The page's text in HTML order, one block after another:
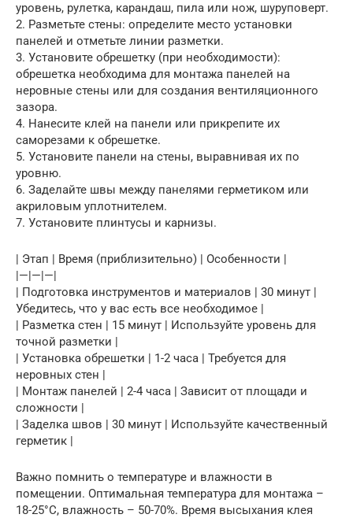
уровень, рулетка, карандаш, пила или нож, шуруповерт.
2. Разметьте стены: определите место установки
панелей и отметьте линии разметки.
3. Установите обрешетку (при необходимости):
обрешетка необходима для монтажа панелей на
неровные стены или для создания вентиляционного
зазора.
4. Нанесите клей на панели или прикрепите их
саморезами к обрешетке.
5. Установите панели на стены, выравнивая их по
уровню.
6. Заделайте швы между панелями герметиком или
акриловым уплотнителем.
7. Установите плинтусы и карнизы.
| Этап | Время (приблизительно) | Особенности |
|—|—|—|
| Подготовка инструментов и материалов | 30 минут |
Убедитесь, что у вас есть все необходимое |
| Разметка стен | 15 минут | Используйте уровень для
точной разметки |
| Установка обрешетки | 1-2 часа | Требуется для
неровных стен |
| Монтаж панелей | 2-4 часа | Зависит от площади и
сложности |
| Заделка швов | 30 минут | Используйте качественный
герметик |
Важно помнить о температуре и влажности в
помещении. Оптимальная температура для монтажа –
18-25°C, влажность – 50-70%. Время высыхания клея